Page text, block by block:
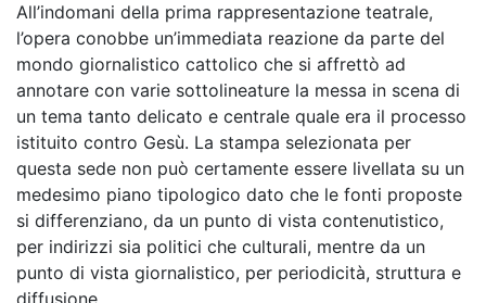
All’indomani della prima rappresentazione teatrale,
l’opera conobbe un’immediata reazione da parte del
mondo giornalistico cattolico che si affrettò ad
annotare con varie sottolineature la messa in scena di
un tema tanto delicato e centrale quale era il processo
istituito contro Gesù. La stampa selezionata per
questa sede non può certamente essere livellata su un
medesimo piano tipologico dato che le fonti proposte
si differenziano, da un punto di vista contenutistico,
per indirizzi sia politici che culturali, mentre da un
punto di vista giornalistico, per periodicità, struttura e
diffusione.